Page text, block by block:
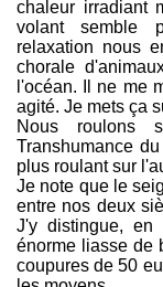
chaleur irradiant
volant semble
relaxation nous
chorale
l'océan. Il ne me
agité. Je mets ça
Nous roulons
Transhumance
plus roulant sur
Je note que le
entre nos deux
J'y distingue, en
énorme liasse de
coupures de 50